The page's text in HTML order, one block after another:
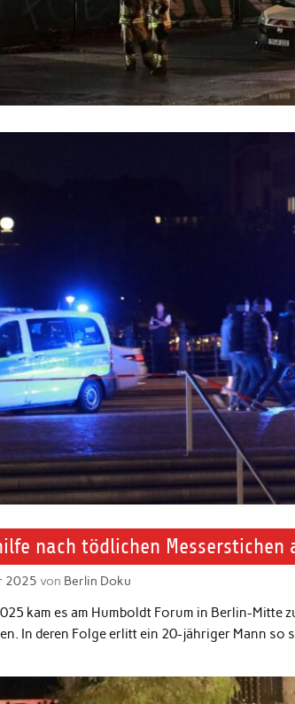
nach tödlichen Messerstichen
2025 von Berlin Doku
kam es am Humboldt Forum in Berlin-
In deren Folge erlitt ein 20-jähriger Mann so